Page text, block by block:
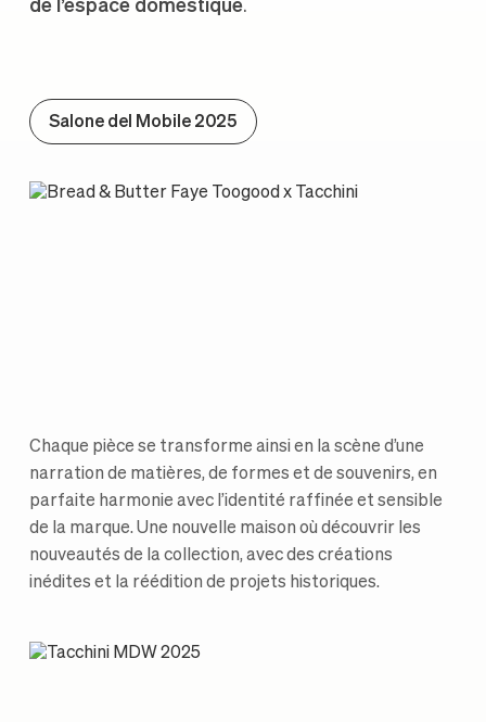
de l’espace domestique.
Salone del Mobile 2025
Chaque pièce se transforme ainsi en la scène d’une
narration de matières, de formes et de souvenirs, en
parfaite harmonie avec l’identité raffinée et sensible
de la marque. Une nouvelle maison où découvrir les
nouveautés de la collection, avec des créations
inédites et la réédition de projets historiques.